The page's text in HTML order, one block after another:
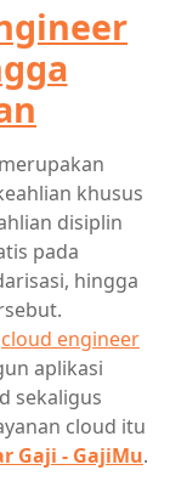
khusus
disiplin
pada
hingga
cloud engineer
aplikasi
sekaligus
cloud itu
Gaji - GajiMu.